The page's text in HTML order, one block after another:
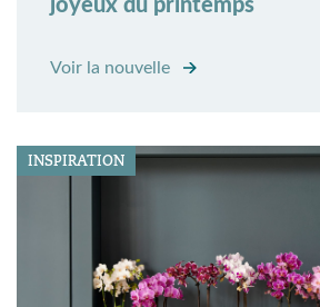
joyeux du printemps
Voir la nouvelle
INSPIRATION